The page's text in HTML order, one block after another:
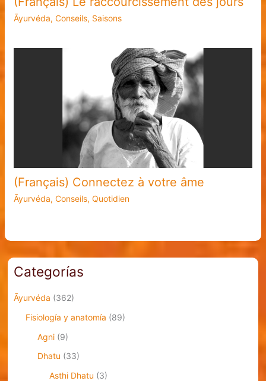
Āyurvéda, Conseils, Saisons
(Français) Connectez à votre âme
Āyurvéda, Conseils, Quotidien
Categorías
Āyurvéda (362)
Fisiología y anatomía (89)
Agni(9)
Dhatu (33)
Asthi Dhatu (3)